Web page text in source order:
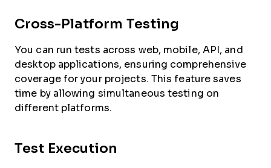
Cross-Platform Testing
You can run tests across web, mobile, API, and
desktop applications, ensuring comprehensive
coverage for your projects. This feature saves
time by allowing simultaneous testing on
different platforms.
Test Execution